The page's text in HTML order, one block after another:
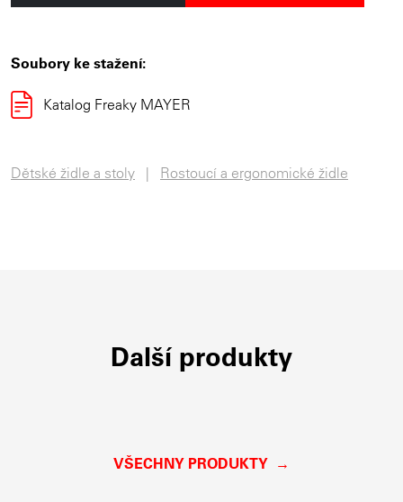
Soubory ke stažení:
Katalog Freaky MAYER
Dětské židle a stoly Rostoucí a ergonomické židle
Další produkty
VŠECHNY PRODUKTY